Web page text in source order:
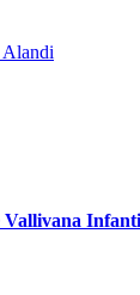
Alandi
Vallivana